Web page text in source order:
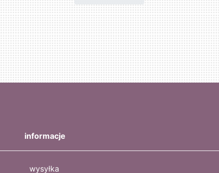
informacje
wysyłka